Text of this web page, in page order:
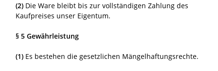
(2) Die Ware bleibt bis zur vollständigen Zahlung des
Kaufpreises unser Eigentum.
§ 5 Gewährleistung
(1) Es bestehen die gesetzlichen Mängelhaftungsrechte.